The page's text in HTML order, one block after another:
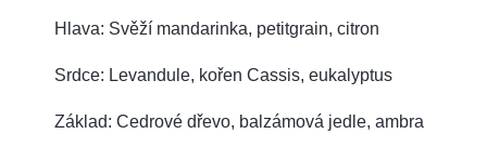
Hlava: Svěží mandarinka, petitgrain, citron
Srdce: Levandule, kořen Cassis, eukalyptus
Základ: Cedrové dřevo, balzámová jedle, ambra